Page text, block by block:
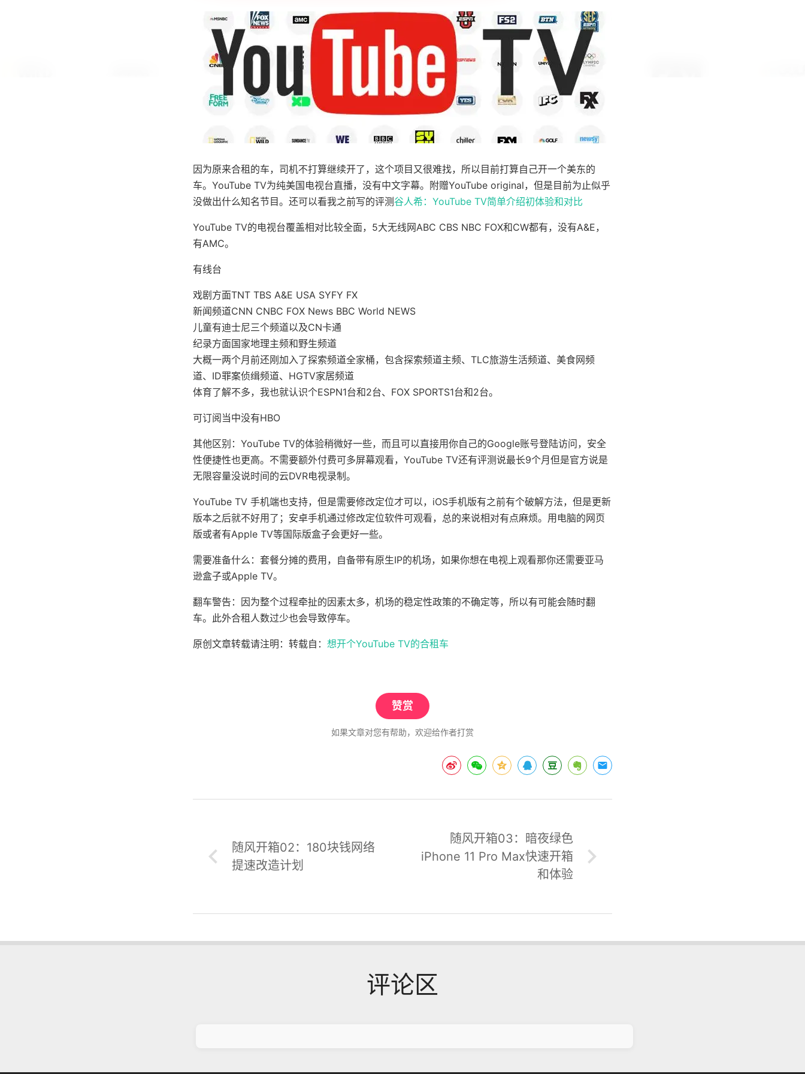
因为原来合租的车，司机不打算继续开了，这个项目又很难找，所以目前打算自己开一个美东的
车。YouTube TV为纯美国电视台直播，没有中文字幕。附赠YouTube original，但是目前为止似乎
没做出什么知名节目。还可以看我之前写的评测谷人希：YouTube TV简单介绍初体验和对比
YouTube TV的电视台覆盖相对比较全面，5大无线网ABC CBS NBC FOX和CW都有，没有A&E，
有AMC。
有线台
戏剧方面TNT TBS A&E USA SYFY FX
新闻频道CNN CNBC FOX News BBC World NEWS
儿童有迪士尼三个频道以及CN卡通
纪录方面国家地理主频和野生频道
大概一两个月前还刚加入了探索频道全家桶，包含探索频道主频、TLC旅游生活频道、美食网频
道、ID罪案侦缉频道、HGTV家居频道
体育了解不多，我也就认识个ESPN1台和2台、FOX SPORTS1台和2台。
可订阅当中没有HBO
其他区别：YouTube TV的体验稍微好一些，而且可以直接用你自己的Google账号登陆访问，安全
性便捷性也更高。不需要额外付费可多屏幕观看，YouTube TV还有评测说最长9个月但是官方说是
无限容量没说时间的云DVR电视录制。
YouTube TV 手机端也支持，但是需要修改定位才可以，iOS手机版有之前有个破解方法，但是更新
版本之后就不好用了；安卓手机通过修改定位软件可观看，总的来说相对有点麻烦。用电脑的网页
版或者有Apple TV等国际版盒子会更好一些。
需要准备什么：套餐分摊的费用，自备带有原生IP的机场，如果你想在电视上观看那你还需要亚马
逊盒子或Apple TV。
翻车警告：因为整个过程牵扯的因素太多，机场的稳定性政策的不确定等，所以有可能会随时翻
车。此外合租人数过少也会导致停车。
原创文章转载请注明：转载自： 想开个YouTube TV的合租车
赞赏
如果文章对您有帮助，欢迎给作者打赏
随风开箱02：180块钱网络
提速改造计划
随风开箱03：暗夜绿色
iPhone 11 Pro Max快速开箱
和体验
评论区